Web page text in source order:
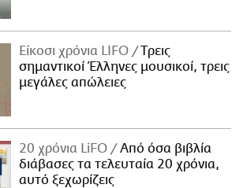
Είκοσι χρόνια LIFO
Tρεις
σημαντικοί Έλληνες μουσικοί, τρεις
μεγάλες απώλειες
20 χρόνια LiFO
Από όσα βιβλία
διάβασες τα τελευταία 20 χρόνια,
αυτό ξεχωρίζεις